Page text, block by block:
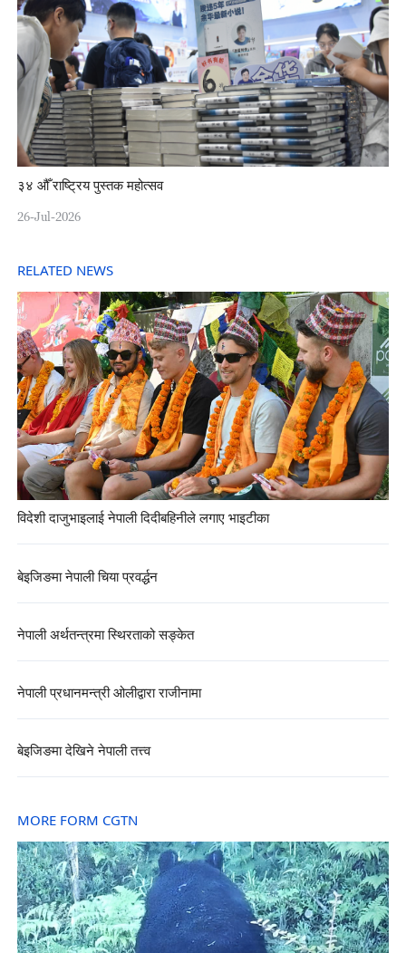
३४ औँ राष्ट्रिय पुस्तक महोत्सव
26-Jul-2026
RELATED NEWS
विदेशी दाजुभाइलाई नेपाली दिदीबहिनीले लगाए भाइटीका
बेइजिङमा नेपाली चिया प्रवर्द्धन
नेपाली अर्थतन्त्रमा स्थिरताको सङ्केत
नेपाली प्रधानमन्त्री ओलीद्वारा राजीनामा
बेइजिङमा देखिने नेपाली तत्त्व
MORE FORM CGTN